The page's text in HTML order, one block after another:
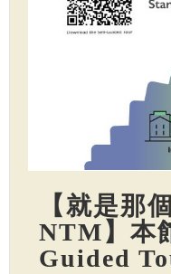
【就是那
NTM】本
Guided